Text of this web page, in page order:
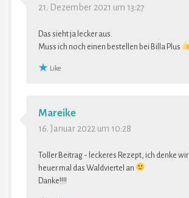
21. Dezember 2021 um 13:27
Das sieht ja lecker aus.
Muss ich noch einen bestellen bei Billa Plus
Like
Mareike
16. Januar 2022 um 10:28
Toller Beitrag - leckeres Rezept, ich denke
heuer mal das Waldviertel an
Danke!!!!